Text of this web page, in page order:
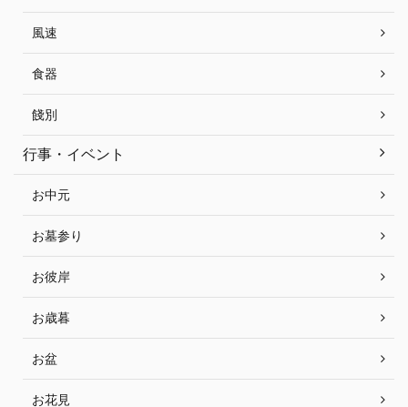
風速
食器
餞別
行事・イベント
お中元
お墓参り
お彼岸
お歳暮
お盆
お花見